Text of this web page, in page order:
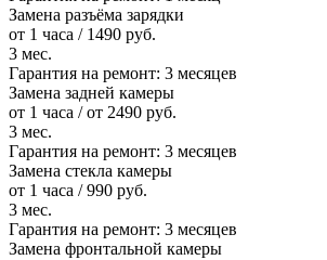
Замена разъёма зарядки
от 1 часа / 1490 руб.
3 мес.
Гарантия на ремонт: 3 месяцев
Замена задней камеры
от 1 часа / от 2490 руб.
3 мес.
Гарантия на ремонт: 3 месяцев
Замена стекла камеры
от 1 часа / 990 руб.
3 мес.
Гарантия на ремонт: 3 месяцев
Замена фронтальной камеры